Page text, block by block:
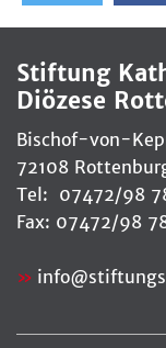
Stiftung
Diözese
Bischof-von-
72108
Tel: 07472/98
Fax: 07472/98
info@